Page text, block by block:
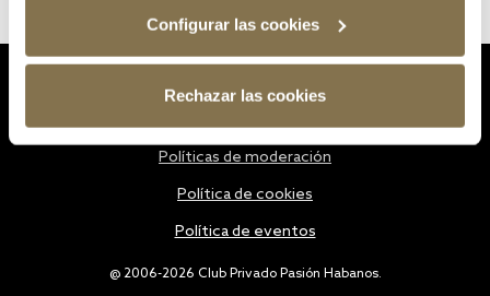
Configurar las cookies
Rechazar las cookies
@ 2006-2026 Club Privado Pasión Habanos.
Políticas de moderación
Política de cookies
Política de eventos